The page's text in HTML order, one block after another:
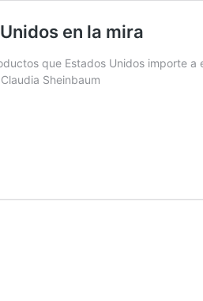
en la mira
que Estados Unidos importe
Sheinbaum